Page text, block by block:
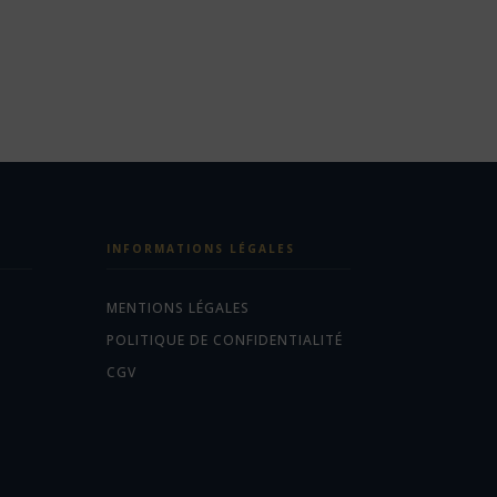
INFORMATIONS LÉGALES
MENTIONS LÉGALES
POLITIQUE DE CONFIDENTIALITÉ
CGV